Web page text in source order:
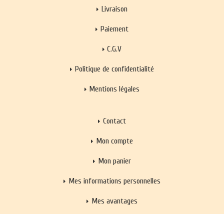
Livraison
Paiement
C.G.V
Politique de confidentialité
Mentions légales
Contact
Mon compte
Mon panier
Mes informations personnelles
Mes avantages